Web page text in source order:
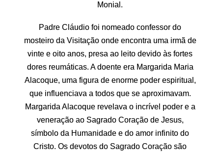
Monial.
Padre Cláudio foi nomeado confessor do
mosteiro da Visitação onde encontra uma irmã de
vinte e oito anos, presa ao leito devido às fortes
dores reumáticas. A doente era Margarida Maria
Alacoque, uma figura de enorme poder espiritual,
que influenciava a todos que se aproximavam.
Margarida Alacoque revelava o incrível poder e a
veneração ao Sagrado Coração de Jesus,
símbolo da Humanidade e do amor infinito do
Cristo. Os devotos do Sagrado Coração são